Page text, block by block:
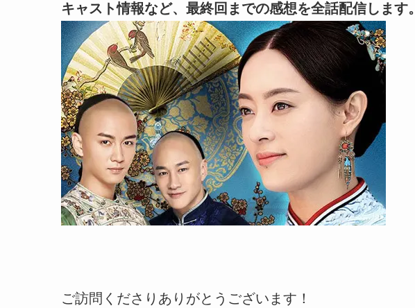
キャスト情報など、最終回までの感想を全話配信します。
ご訪問くださりありがとうございます！